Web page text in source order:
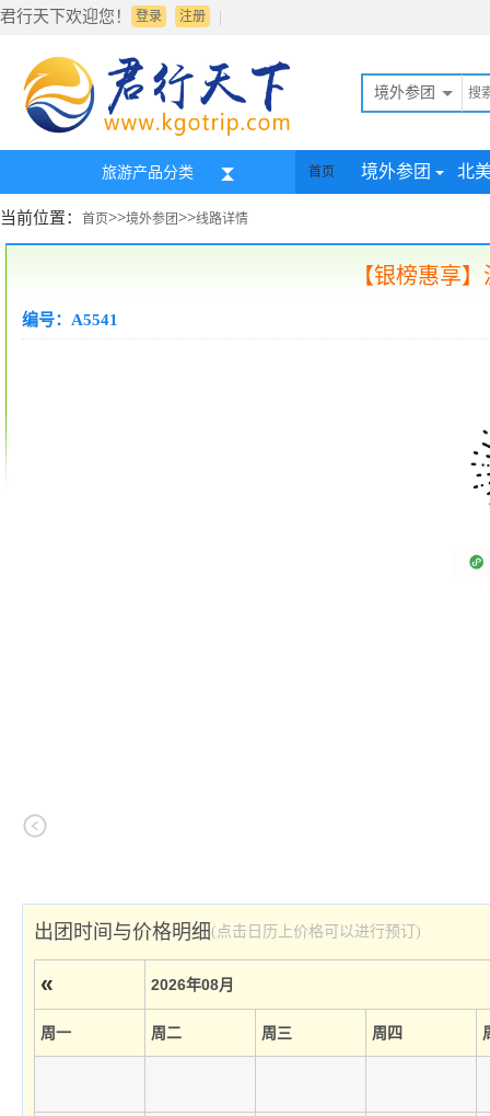
君行天下欢迎您！ 登录 |
注册
境外参团
旅游产品分类 首页 境外参团 北
当前位置： 首页>>境外参团>>线路详情
【银榜惠享
编号：A5541
出团时间与价格明细(点击日历上价格可以进行预订)
« 2026年08月
周一 周二 周三 周四